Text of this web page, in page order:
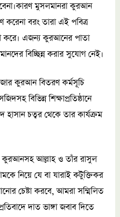
মুসলমানরা কুরআন
বরং তারা এই পবিত্র
এজন্য কুরআনের পাতা
বিচ্ছিন্ন করার সুযোগ নেই।
কুরআন বিতরণ কর্মসূচি
বিভিন্ন শিক্ষাপ্রতিষ্ঠানে
চত্বর থেকে তার কার্যক্রম
কুরআনসহ আল্লাহ ও তাঁর রাসুল
নিয়ে যে বা যারাই কটুক্তিকর
চেষ্টা করবে, আমরা সম্মিলিত
দাত ভাঙ্গা জবাব দিতে